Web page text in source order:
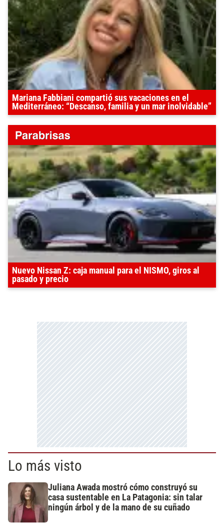
Mariana Fabbiani compartió sus vacaciones en el
Mediterráneo: “Descanso, familia y un mar inolvidable”
Nuevo Nissan Z: caja manual para el NISMO, giros al
pasado y precio
Lo más visto
Juliana Awada mostró cómo construyó su
casa sustentable en La Patagonia: sin talar
ningún árbol y de la mano de su cuñado